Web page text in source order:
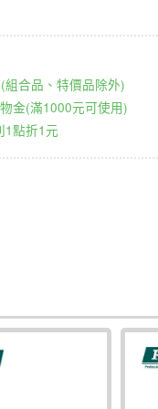
合品、特價品除外)
金(滿1000元可使用)
1點折1元